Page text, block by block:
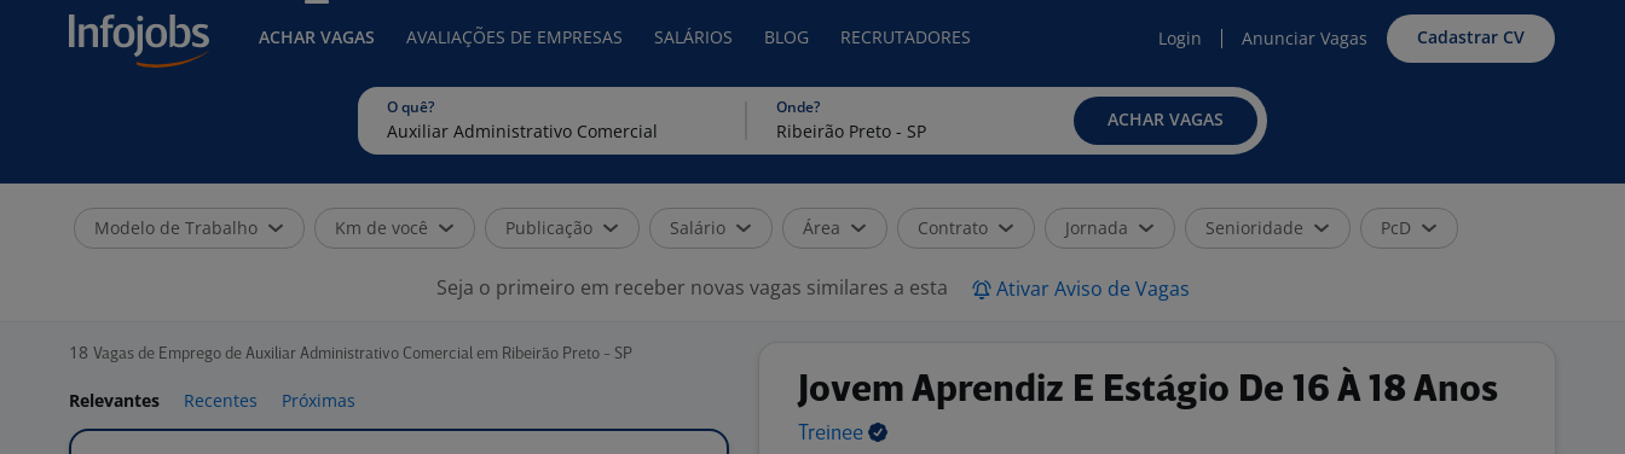
ACHAR VAGAS AVALIAÇÕES DE EMPRESAS SALÁRIOS BLOG RECRUTADORES Login Anunciar Vagas Cadastrar CV
O quê? Onde?
ACHAR VAGAS
Modelo de Trabalho Km de você Publicação Salário Área Contrato Jornada Senioridade PcD
Seja o primeiro em receber novas vagas similares a esta Ativar Aviso de Vagas
18 Vagas de Emprego de Auxiliar Administrativo Comercial em Ribeirão Preto - SP
Relevantes Recentes Próximas Jovem Aprendiz E Estágio De 16 À 18 Anos
Treinee